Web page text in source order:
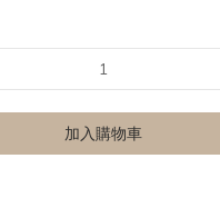
加入購物車